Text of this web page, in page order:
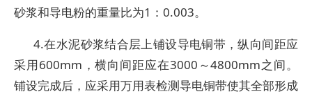
砂浆和导电粉的重量比为1：0.003。
4.在水泥砂浆结合层上铺设导电铜带，纵向间距应
采用600mm，横向间距应在3000～4800mm之间。
铺设完成后，应采用万用表检测导电铜带使其全部形成